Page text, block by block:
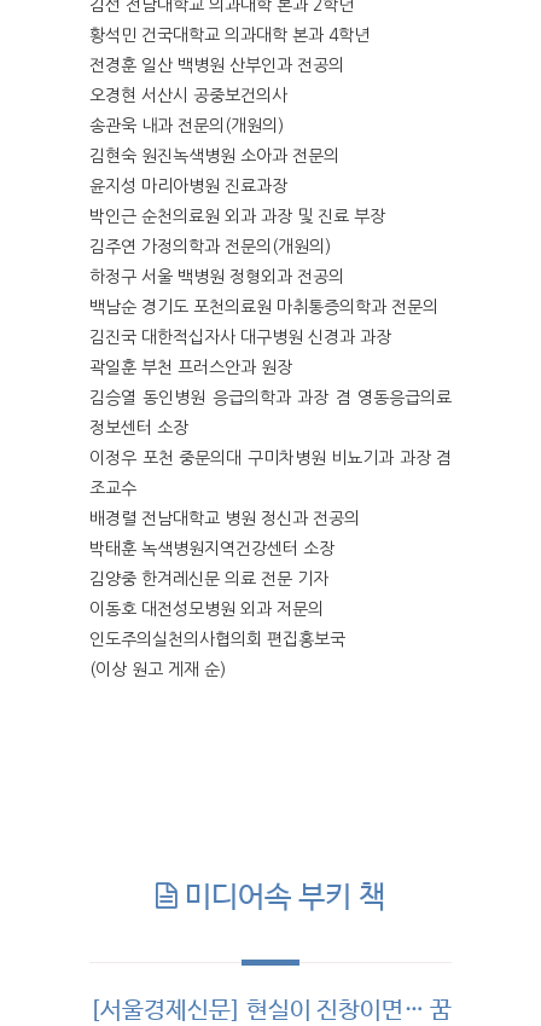
김선 전남대학교 의과대학 본과 2학년
황석민 건국대학교 의과대학 본과 4학년
전경훈 일산 백병원 산부인과 전공의
오경현 서산시 공중보건의사
송관욱 내과 전문의(개원의)
김현숙 원진녹색병원 소아과 전문의
윤지성 마리아병원 진료과장
박인근 순천의료원 외과 과장 및 진료 부장
김주연 가정의학과 전문의(개원의)
하정구 서울 백병원 정형외과 전공의
백남순 경기도 포천의료원 마취통증의학과 전문의
김진국 대한적십자사 대구병원 신경과 과장
곽일훈 부천 프러스안과 원장
김승열 동인병원 응급의학과 과장 겸 영동응급의료
정보센터 소장
이정우 포천 중문의대 구미차병원 비뇨기과 과장 겸
조교수
배경렬 전남대학교 병원 정신과 전공의
박태훈 녹색병원지역건강센터 소장
김양중 한겨레신문 의료 전문 기자
이동호 대전성모병원 외과 저문의
인도주의실천의사협의회 편집홍보국
(이상 원고 게재 순)
미디어속 부키 책
[서울경제신문] 현실이 진창이면… 꿈